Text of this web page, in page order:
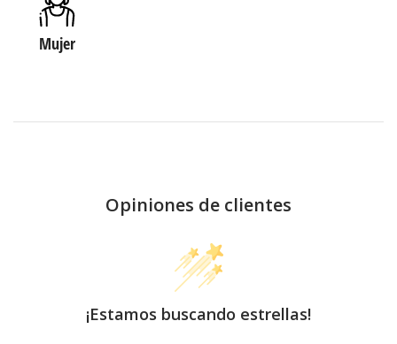
Mujer
Opiniones de clientes
¡Estamos buscando estrellas!